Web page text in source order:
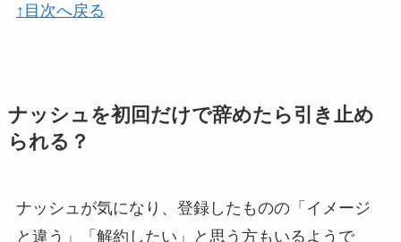
↑目次へ戻る
ナッシュを初回だけで辞めたら引き止め
られる？
ナッシュが気になり、登録したものの「イメージ
と違う」「解約したい」と思う方もいるようで